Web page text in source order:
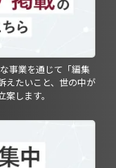
事業を通じて「編集
えたいこと、世の中が
します。